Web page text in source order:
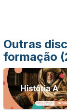
Outras
formação